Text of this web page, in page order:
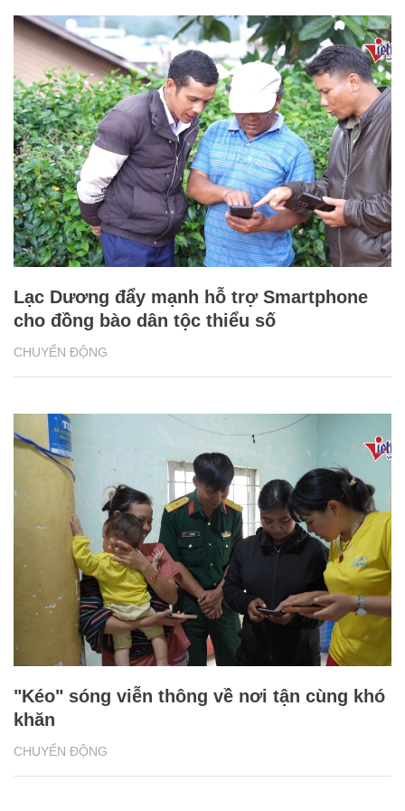
CHUYỂN ĐỘNG
Lạc Dương đẩy mạnh hỗ trợ Smartphone
cho đồng bào dân tộc thiểu số
CHUYỂN ĐỘNG
"Kéo" sóng viễn thông về nơi tận cùng khó
khăn